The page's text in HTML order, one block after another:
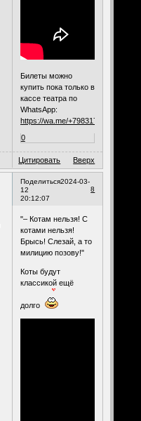
Билеты можно
купить пока только в
кассе театра по
WhatsApp:
https://wa.me/+79831718098
0
Цитировать Вверх
Поделиться
8
2024-03-
12
20:12:07
"– Котам нельзя! С
котами нельзя!
Брысь! Слезай, а то
милицию позову!"
Коты будут
классикой ещё
долго